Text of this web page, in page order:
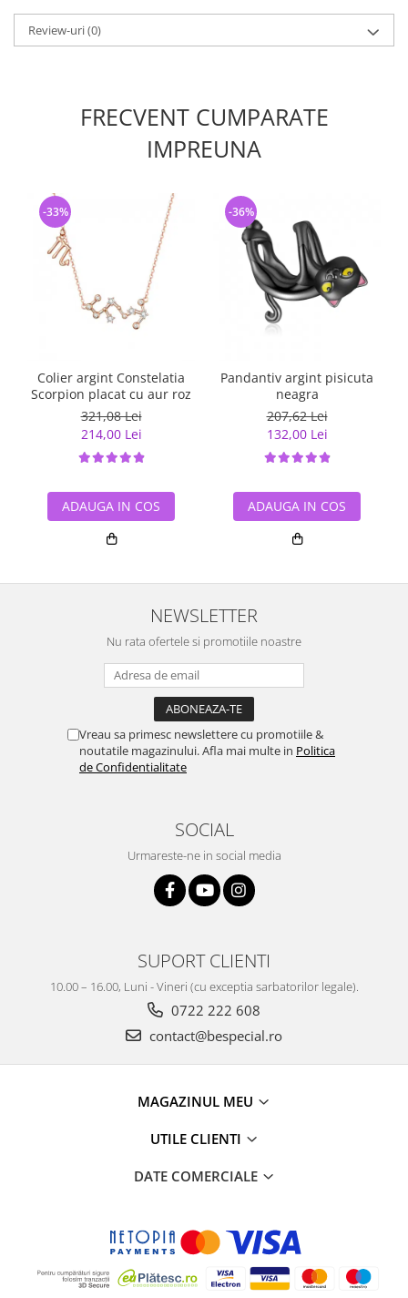
Review-uri(0)
FRECVENT CUMPARATE
IMPREUNA
Colier argint Constelatia
Scorpion placat cu aur roz
321,08 Lei
214,00 Lei
-33%
ADAUGA IN COS
Pandantiv argint pisicuta
neagra
207,62 Lei
132,00 Lei
-36%
ADAUGA IN COS
NEWSLETTER
Nu rata ofertele si promotiile noastre
Vreau sa primesc newslettere cu promotiile &
noutatile magazinului. Afla mai multe in Politica
de Confidentialitate
SOCIAL
Urmareste-ne in social media
SUPORT CLIENTI
10.00 – 16.00, Luni - Vineri (cu exceptia sarbatorilor legale).
0722 222 608
contact@bespecial.ro
MAGAZINUL MEU
UTILE CLIENTI
DATE COMERCIALE